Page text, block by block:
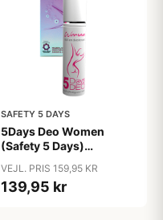
SAFETY 5 DAYS
5Days Deo Women
(Safety 5 Days)
VEJL. PRIS 159,95 KR
139,95 kr